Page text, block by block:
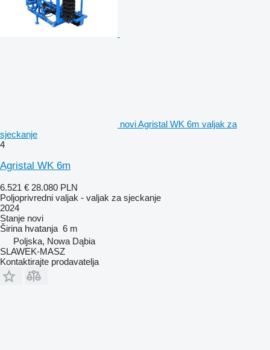
novi Agristal WK 6m valjak za
sjeckanje
4
Agristal WK 6m
6.521 € 28.080 PLN
Poljoprivredni valjak - valjak za sjeckanje
2024
Stanje novi
Širina hvatanja 6 m
Poljska, Nowa Dąbia
SLAWEK-MASZ
Kontaktirajte prodavatelja